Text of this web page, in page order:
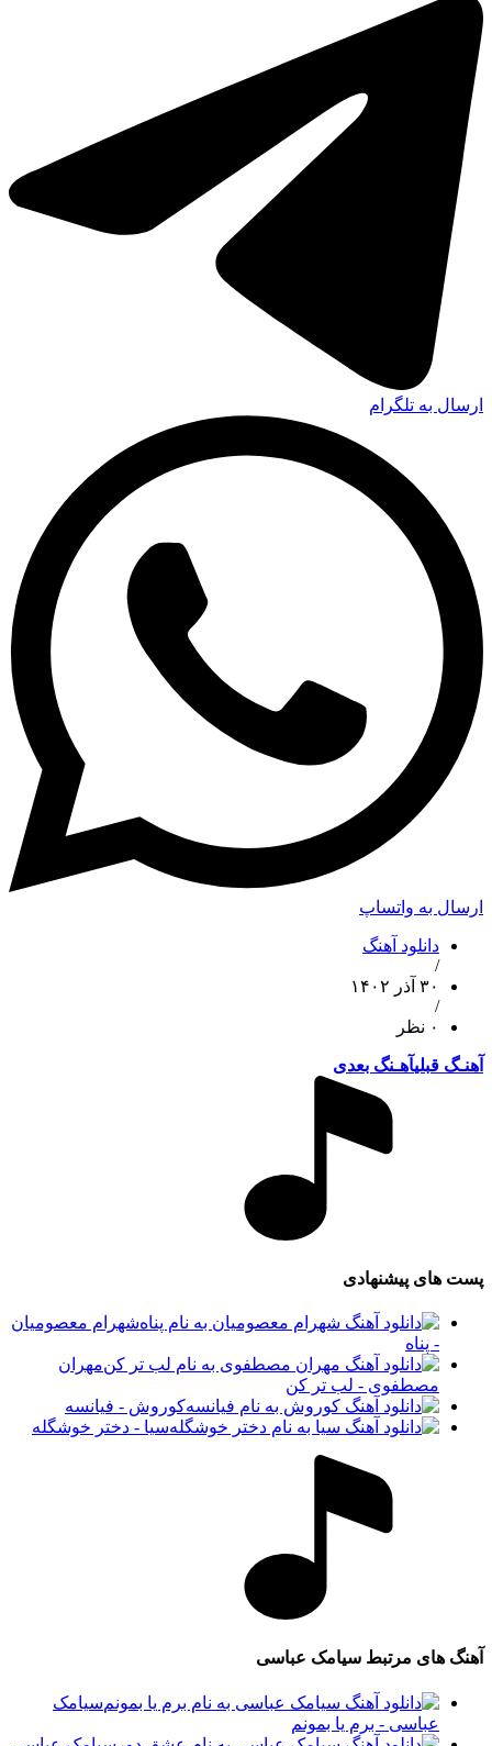
ارسال به تلگرام
ارسال به واتساپ
دانلود آهنگ
/
۳۰ آذر ۱۴۰۲
/
۰ نظر
آهنـگ قبلیآهـنگ بعدی
پست های پیشنهادی
شهرام معصومیان
- پناه
مهران
مصطفوی - لب تر کن
کوروش - فیانسه
سیا - دختر خوشگله
آهنگ های مرتبط سیامک عباسی
سیامک
عباسی - برم یا بمونم